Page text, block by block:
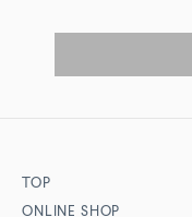
TOP
ONLINE SHOP